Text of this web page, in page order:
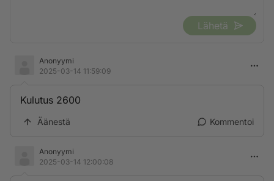
Lähetä
Anonyymi
2025-03-14 11:59:09
Kulutus 2600
Äänestä Kommentoi
Anonyymi
2025-03-14 12:00:08